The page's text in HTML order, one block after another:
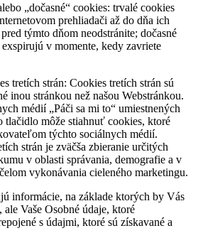
„dočasné“ cookies: trvalé cookies
prehliadači až do dňa ich
týmto dňom neodstránite; dočasné
v momente, kedy zavriete
tretích strán: Cookies tretích strán sú
inou stránkou než našou Webstránkou.
médií „Páči sa mi to“ umiestnených
tlačidlo môže stiahnuť cookies, ktoré
týchto sociálnych médií.
strán je zväčša zbieranie určitých
v oblasti správania, demografie a v
vykonávania cieleného marketingu.
informácie, na základe ktorých by Vás
Vaše Osobné údaje, ktoré
s údajmi, ktoré sú získavané a